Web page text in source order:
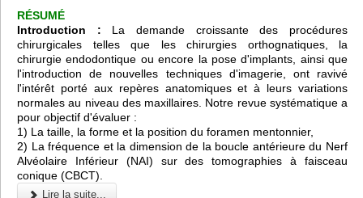
RÉSUMÉ
Introduction : La demande croissante des procédures
chirurgicales telles que les chirurgies orthognatiques, la
chirurgie endodontique ou encore la pose d'implants, ainsi que
l'introduction de nouvelles techniques d'imagerie, ont ravivé
l'intérêt porté aux repères anatomiques et à leurs variations
normales au niveau des maxillaires. Notre revue systématique a
pour objectif d'évaluer :
1) La taille, la forme et la position du foramen mentonnier,
2) La fréquence et la dimension de la boucle antérieure du Nerf
Alvéolaire Inférieur (NAI) sur des tomographies à faisceau
conique (CBCT).
Lire la suite...